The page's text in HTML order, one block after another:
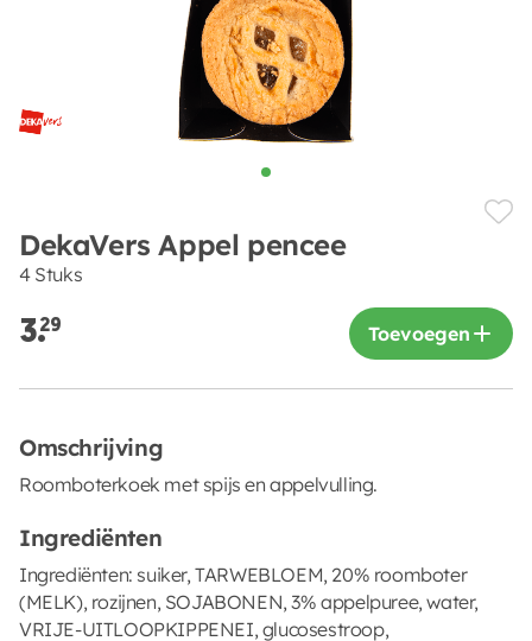
DekaVers Appel pencee
4 Stuks
3.29 Toevoegen
Omschrijving
Roomboterkoek met spijs en appelvulling.
Ingrediënten
Ingrediënten: suiker, TARWEBLOEM, 20% roomboter
(MELK), rozijnen, SOJABONEN, 3% appelpuree, water,
VRIJE-UITLOOPKIPPENEI, glucosestroop,